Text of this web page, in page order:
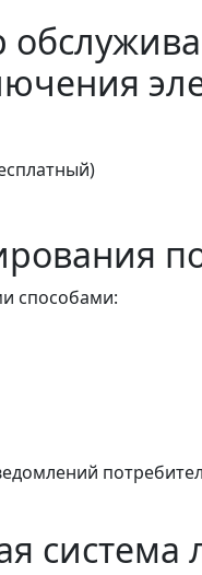
способами:
система